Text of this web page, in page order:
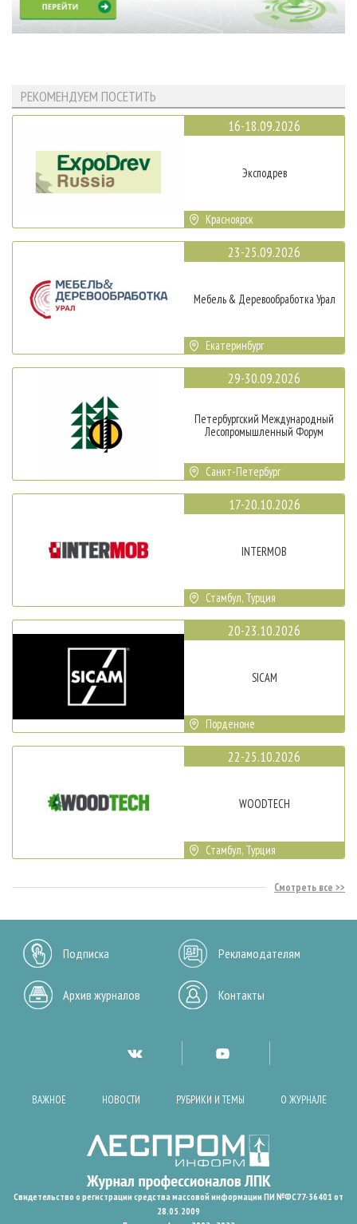
РЕКОМЕНДУЕМ ПОСЕТИТЬ
16-18.09.2026
Эксподрев
Красноярск
23-25.09.2026
Мебель & Деревообработка Урал
Екатеринбург
29-30.09.2026
Петербургский Международный
Лесопромышленный Форум
Санкт-Петербург
17-20.10.2026
INTERMOB
Стамбул, Турция
20-23.10.2026
SICAM
Порденоне
22-25.10.2026
WOODTECH
Стамбул, Турция
Смотреть все
Подписка Рекламодателям
Архив журналов Контакты
ВАЖНОЕ НОВОСТИ РУБРИКИ И ТЕМЫ О ЖУРНАЛЕ
Свидетельство о регистрации средства массовой информации ПИ №ФС77-36401 от
28.05.2009